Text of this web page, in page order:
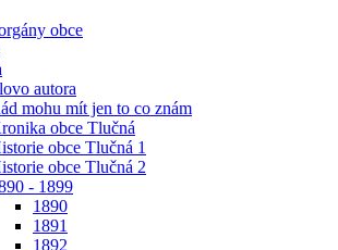
obce
autora
mohu mít jen to co znám
obce Tlučná
obce Tlučná 1
obce Tlučná 2
- 1899
1890
1891
1892